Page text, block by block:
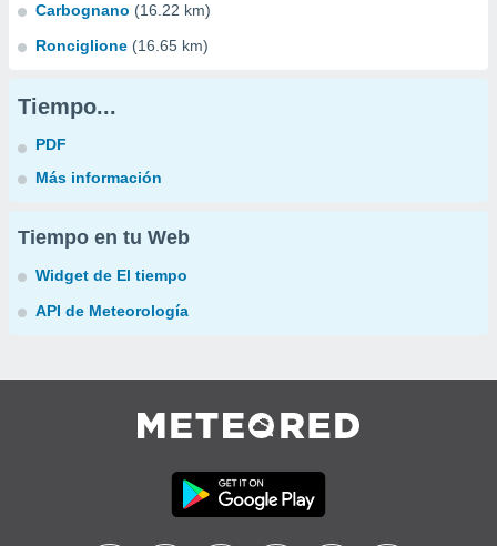
Carbognano (16.22 km)
Ronciglione (16.65 km)
Tiempo...
PDF
Más información
Tiempo en tu Web
Widget de El tiempo
API de Meteorología